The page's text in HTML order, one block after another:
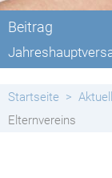
Beitrag
Startseite
Elternvereins